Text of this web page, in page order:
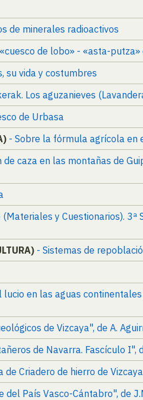
de minerales radioactivos
de lobo» - «asta-
su vida y costumbres
Los aguzanieves
de Urbasa
- Sobre la fórmula agrícola en
caza en las montañas de
y Cuestionarios). 3ª
- Sistemas de
en las aguas
de Vizcaya", de A.
de Navarra. Fascículo I",
Criadero de hierro de
País Vasco-Cántabro", de